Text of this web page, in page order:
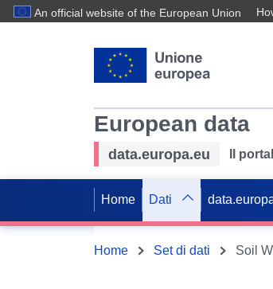
An official website of the European Union
European data
data.europa.eu Il
Home Dati
Home Set di dati Soil